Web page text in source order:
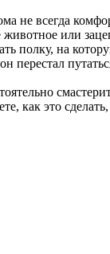
не всегда
или
полку, на
перестал
как это